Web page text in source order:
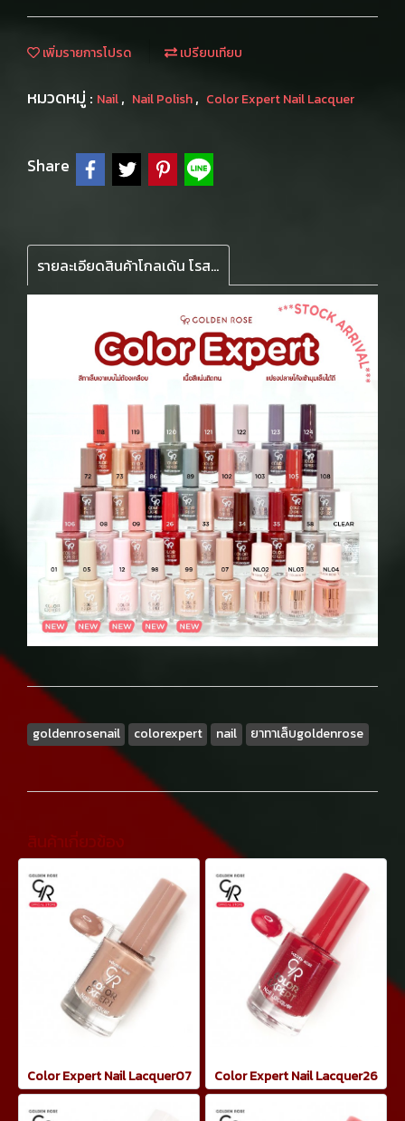
เพิ่มรายการโปรด เปรียบเทียบ
หมวดหมู่ : Nail, Nail Polish, Color Expert Nail Lacquer
Share
รายละเอียดสินค้าโกลเด้น โรส สีทาเล็บ ยาทาเล็บ รุ่น คัลเลอร์ เอ็กซ์เปิร์ท 10.2 มล. Golden Rose Color Expert Nail Lacquer 10.2 ml สีเล็บ เงา ทน เหมือนเจล หัวแปรงปลายแบนเข้าถึงโค้งเล็บด้านใน เนื้อสีแน่น ชัด ลื่นไหล ไม่จับตัวเป้นก้อน สามารถทาได้หลายรอบโดยไ
goldenrosenail colorexpert nail ยาทาเล็บgoldenrose
สินค้าเกี่ยวข้อง
Color Expert Nail Lacquer07 Color Expert Nail Lacquer26